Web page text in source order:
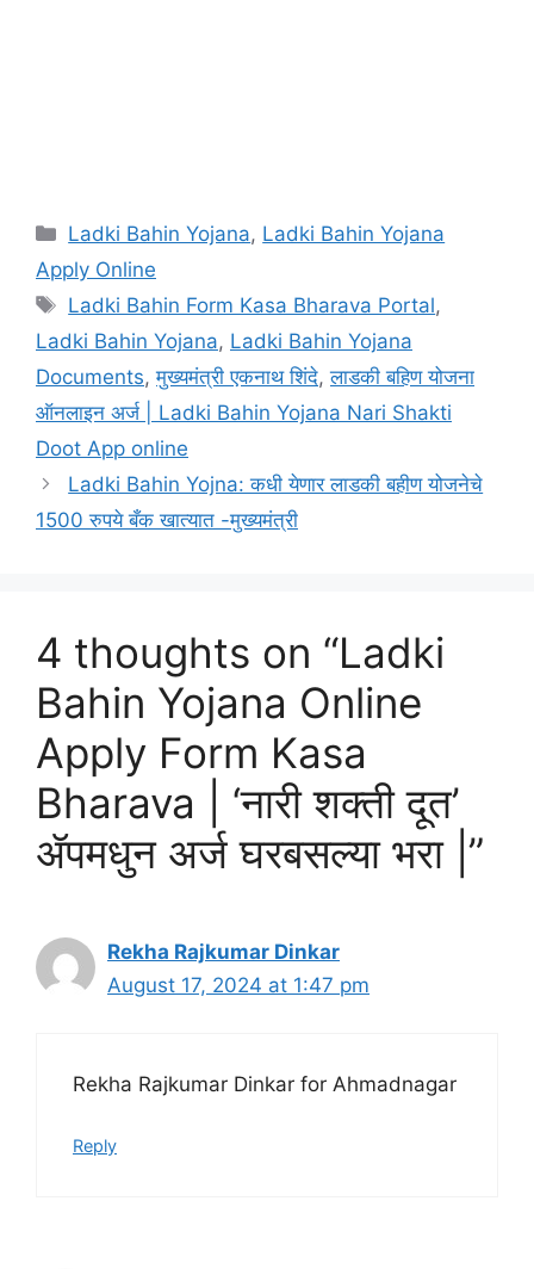
Categories
Ladki Bahin Yojana, Ladki Bahin Yojana
Apply Online
Tags
Ladki Bahin Form Kasa Bharava Portal,
Ladki Bahin Yojana, Ladki Bahin Yojana
Documents,मुख्यमंत्री एकनाथ शिंदे,लाडकी बहिण योजना
ऑनलाइन अर्ज | Ladki Bahin Yojana Nari Shakti
Doot App online
Ladki Bahin Yojna: कधी येणार लाडकी बहीण योजनेचे
1500 रुपये बँक खात्यात -मुख्यमंत्री
4 thoughts on “Ladki
Bahin Yojana Online
Apply Form Kasa
Bharava | ‘नारी शक्ती दूत’
ॲपमधुन अर्ज घरबसल्या भरा |”
Rekha Rajkumar Dinkar
August 17, 2024 at 1:47 pm
Rekha Rajkumar Dinkar for Ahmadnagar
Reply